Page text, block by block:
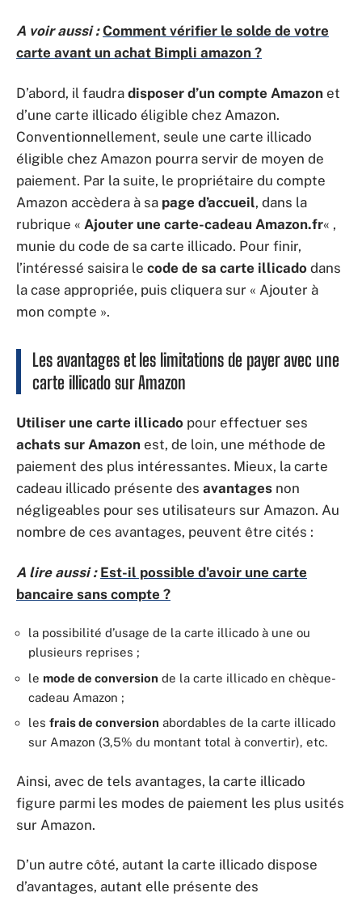
A voir aussi : Comment vérifier le solde de votre
carte avant un achat Bimpli amazon ?
D’abord, il faudra disposer d’un compte Amazon et
d’une carte illicado éligible chez Amazon.
Conventionnellement, seule une carte illicado
éligible chez Amazon pourra servir de moyen de
paiement. Par la suite, le propriétaire du compte
Amazon accèdera à sa page d’accueil, dans la
rubrique « Ajouter une carte-cadeau Amazon.fr« ,
munie du code de sa carte illicado. Pour finir,
l’intéressé saisira le code de sa carte illicado dans
la case appropriée, puis cliquera sur « Ajouter à
mon compte ».
Les avantages et les limitations de payer avec une
carte illicado sur Amazon
Utiliser une carte illicado pour effectuer ses
achats sur Amazon est, de loin, une méthode de
paiement des plus intéressantes. Mieux, la carte
cadeau illicado présente des avantages non
négligeables pour ses utilisateurs sur Amazon. Au
nombre de ces avantages, peuvent être cités :
A lire aussi : Est-il possible d'avoir une carte
bancaire sans compte ?
la possibilité d’usage de la carte illicado à une ou
plusieurs reprises ;
le mode de conversion de la carte illicado en chèque-
cadeau Amazon ;
les frais de conversion abordables de la carte illicado
sur Amazon (3,5% du montant total à convertir), etc.
Ainsi, avec de tels avantages, la carte illicado
figure parmi les modes de paiement les plus usités
sur Amazon.
D’un autre côté, autant la carte illicado dispose
d’avantages, autant elle présente des